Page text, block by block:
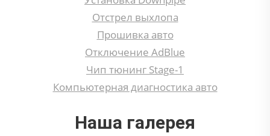
Отстрел выхлопа
Прошивка авто
Отключение AdBlue
Чип тюнинг Stage-1
Компьютерная диагностика авто
Наша галерея